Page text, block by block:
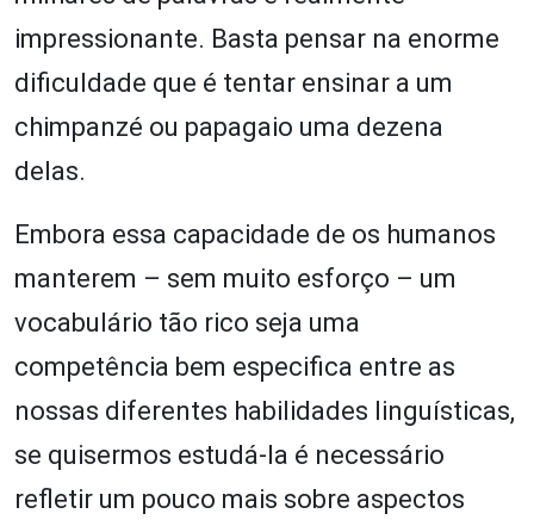
impressionante. Basta pensar na enorme
dificuldade que é tentar ensinar a um
chimpanzé ou papagaio uma dezena
delas.
Embora essa capacidade de os humanos
manterem – sem muito esforço – um
vocabulário tão rico seja uma
competência bem especifica entre as
nossas diferentes habilidades linguísticas,
se quisermos estudá-la é necessário
refletir um pouco mais sobre aspectos